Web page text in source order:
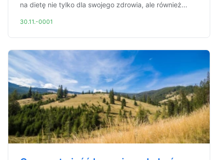
na dietę nie tylko dla swojego zdrowia, ale również...
30.11.-0001